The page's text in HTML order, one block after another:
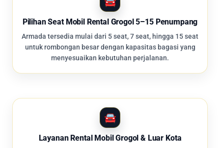
Pilihan Seat Mobil Rental Grogol 5–15 Penumpang
Armada tersedia mulai dari 5 seat, 7 seat, hingga 15 seat
untuk rombongan besar dengan kapasitas bagasi yang
menyesuaikan kebutuhan perjalanan.
Layanan Rental Mobil Grogol & Luar Kota